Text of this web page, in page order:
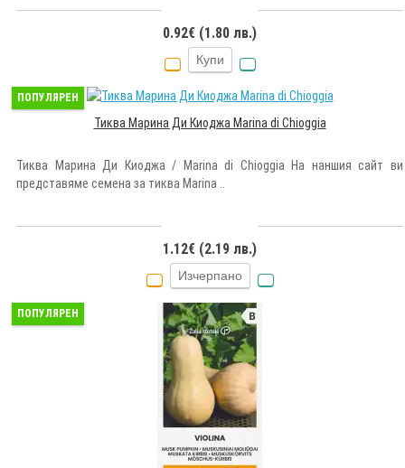
0.92€ (1.80 лв.)
Купи
ПОПУЛЯРЕН
Тиква Марина Ди Киоджа Marina di Chioggia
Тиква Марина Ди Киоджа / Marina di Chioggia На наншия сайт ви
представяме семена за тиква Marina ..
1.12€ (2.19 лв.)
Изчерпано
ПОПУЛЯРЕН